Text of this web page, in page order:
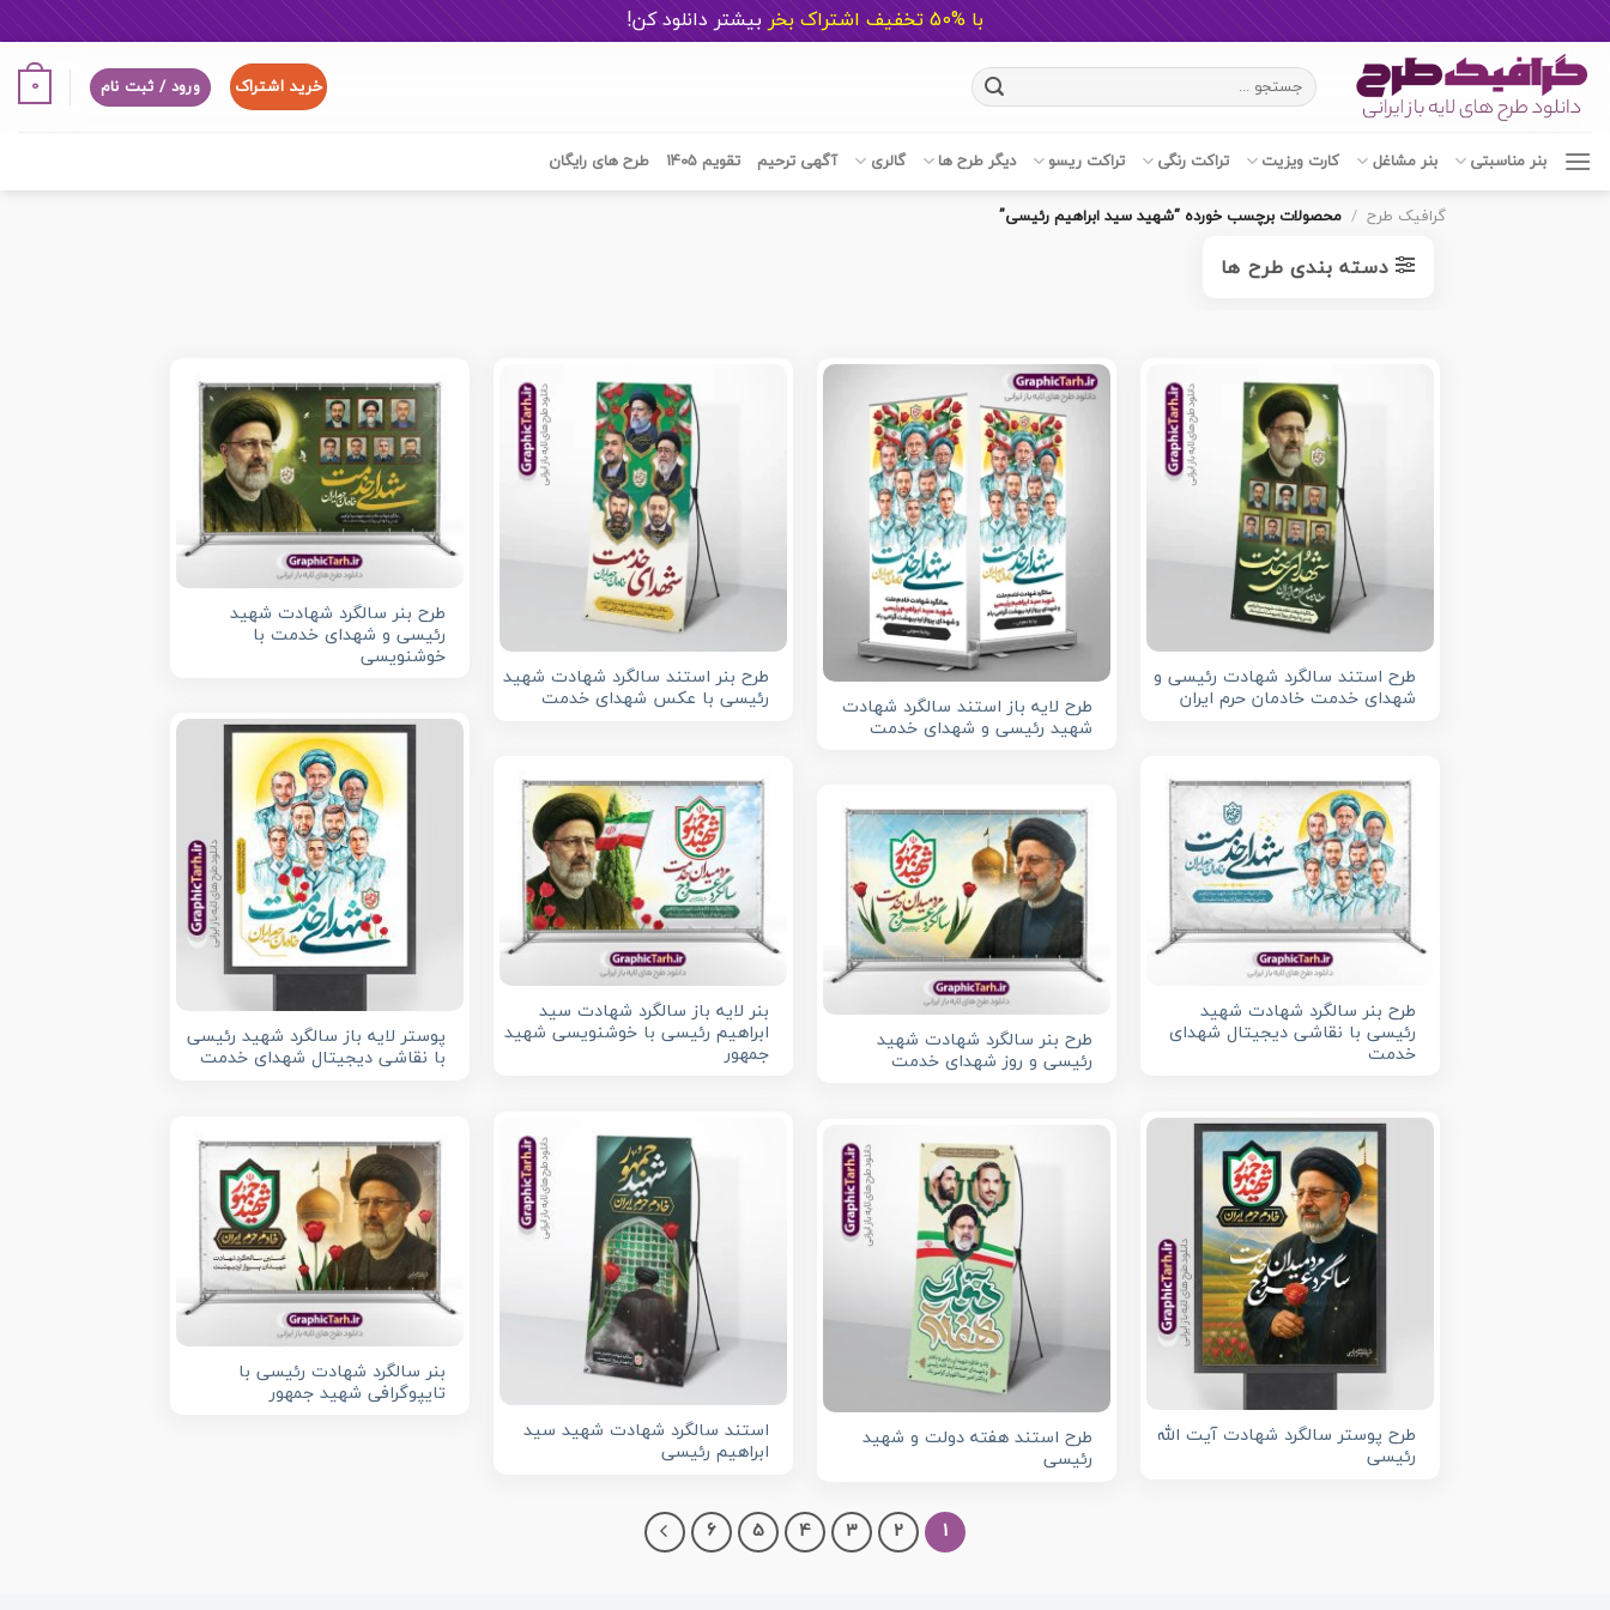
با %50 تخفیف اشتراک بخر بیشتر دانلود کن!
content
جستجو
برای:
خرید اشتراک ورود / ثبت نام 0
بنر مناسبتی بنر مشاغل کارت ویزیت تراکت رنگی تراکت ریسو دیگر طرح ها گالری آگهی ترحیم تقویم 1405 طرح های رایگان
گرافیک طرح / محصولات برچسب خورده “شهید سید ابراهیم رئیسی”
دسته بندی طرح ها
طرح استند سالگرد شهادت رئیسی و
شهدای خدمت خادمان حرم ایران
طرح لایه باز استند سالگرد شهادت
شهید رئیسی و شهدای خدمت
طرح بنر استند سالگرد شهادت شهید
رئیسی با عکس شهدای خدمت
طرح بنر سالگرد شهادت شهید
رئیسی و شهدای خدمت با
خوشنویسی
پوستر لایه باز سالگرد شهید رئیسی
با نقاشی دیجیتال شهدای خدمت
طرح بنر سالگرد شهادت شهید
رئیسی با نقاشی دیجیتال شهدای
خدمت
بنر لایه باز سالگرد شهادت سید
ابراهیم رئیسی با خوشنویسی شهید
جمهور
طرح بنر سالگرد شهادت شهید
رئیسی و روز شهدای خدمت
طرح پوستر سالگرد شهادت آیت الله
رئیسی
استند سالگرد شهادت شهید سید
ابراهیم رئیسی
بنر سالگرد شهادت رئیسی با
تایپوگرافی شهید جمهور
طرح استند هفته دولت و شهید
رئیسی
1
2
3
4
5
6